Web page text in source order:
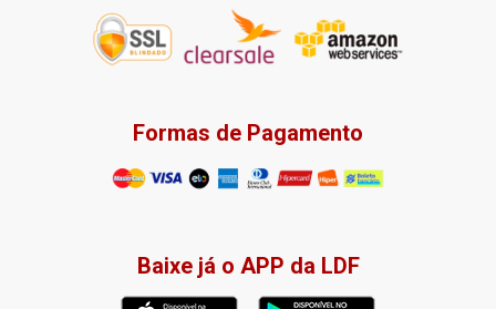
Formas de Pagamento
Baixe já o APP da LDF